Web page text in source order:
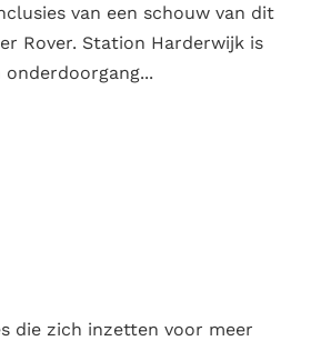
van een schouw van dit
Rover. Station Harderwijk is
die zich inzetten voor meer